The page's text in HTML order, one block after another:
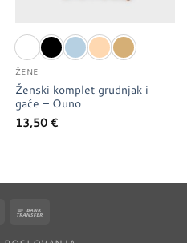
ŽENE
Ženski komplet grudnjak i
gaće – Ouno
13,50 €
Cash